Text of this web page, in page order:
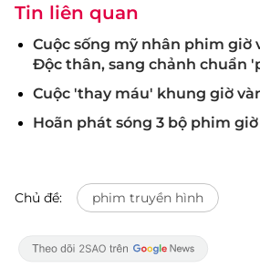
Tin liên quan
Cuộc sống mỹ nhân phim giờ
Độc thân, sang chảnh chuẩn
Cuộc 'thay máu' khung giờ
Hoãn phát sóng 3 bộ phim
Chủ đề: phim truyền hình